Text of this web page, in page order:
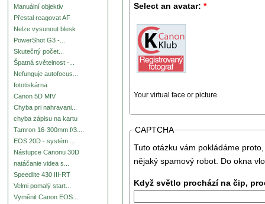
Manuální objektiv
Přestal reagovat AF
Nelze vysunout blesk
PowerShot G3 -...
Skutečný počet...
Špatná světelnost -...
Nefunguje autofocus...
fototiskárna
Canon 5D MIV
Chyba pri nahravani...
chyba zápisu na kartu
Tamron 16-300mm f/3....
EOS 20D - systém....
Nástupce Canonu 30D
natáčanie videa s...
Speedlite 430 III-RT
Velmi pomalý start...
Vyměnit Canon EOS...
Select an avatar: *
Your virtual face or picture.
CAPTCHA
Tuto otázku vám pokládáme
nějaký spamový robot. Do okna
Když světlo prochází na čip,